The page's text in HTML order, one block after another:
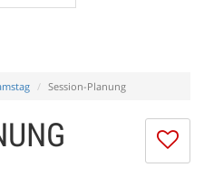
Session-Planung
I